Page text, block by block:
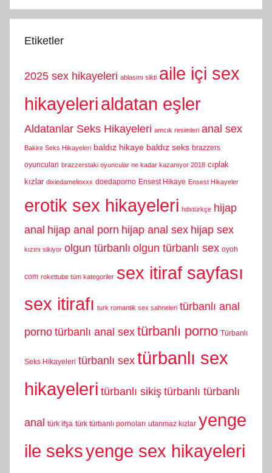
Etiketler
2025 sex hikayeleri ablasını sikti aile içi sex
hikayelerialdatan eşler
Aldatanlar Seks Hikayeleri amcık resimleri anal sex
Bakire Seks Hikayeleri baldız hikaye baldız seks brazzers
oyunculari brazzerstaki oyuncular ne kadar kazanıyor 2018 cıplak
kızlar dixiedamelioxxx doedaporno Ensest Hikaye Ensest Hikayeler
erotik sex hikayeleri hdxtürkçe hijap
anal hijap anal porn hijap anal sex hijap sex
kızını sikiyor olgun türbanlı olgun türbanlı sex oyoh
com rokettube tüm kategoriler sex itiraf sayfası
sex itirafı turk romantik sex sahneleri türbanlı anal
porno türbanlı anal sex türbanlı porno Türbanlı
Seks Hikayeleri türbanlı sex türbanlı sex
hikayeleri türbanlı sikiş türbanlı türbanlı
anal türk ifşa türk türbanlı pornoları utanmaz kızlar yenge
ile seksyenge sex hikayeleri